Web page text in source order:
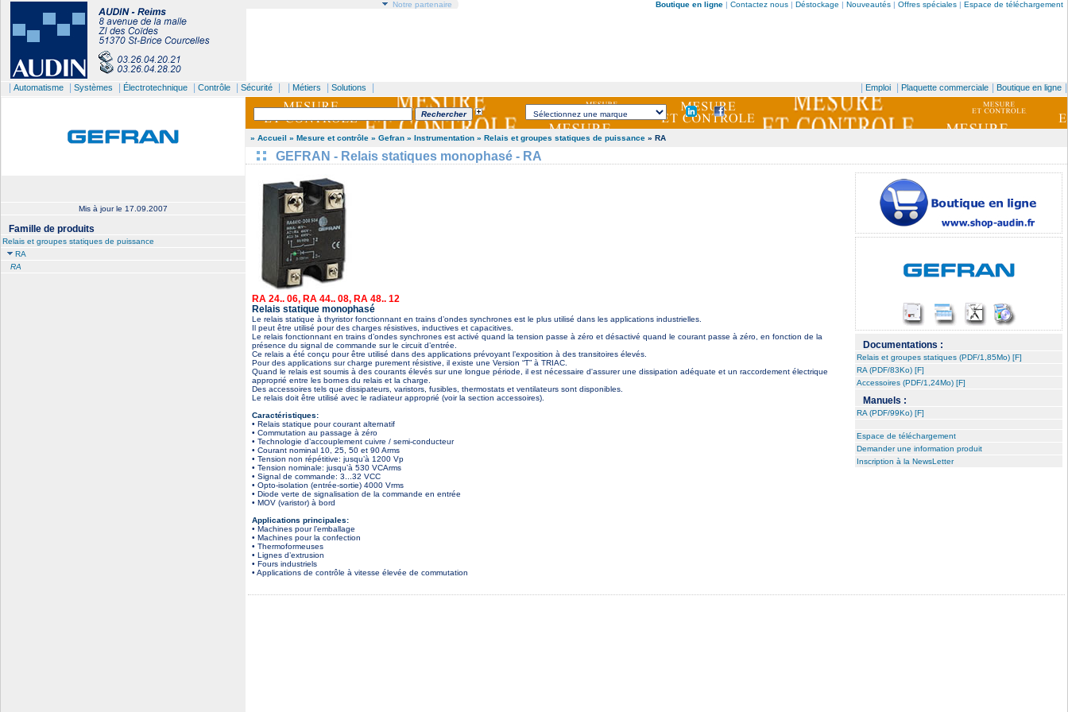
Notre partenaire Boutique en ligne | Contactez nous | Déstockage | Nouveautés | Offres spéciales | Espace de téléchargement
Emploi Plaquette commerciale Boutique en ligne
Automatisme Systèmes Électrotechnique Contrôle Sécurité Métiers Solutions
Mis à jour le 17.09.2007
Famille de produits
Relais et groupes statiques de puissance
RA
RA
» Accueil » Mesure et contrôle » Gefran » Instrumentation » Relais et groupes statiques de puissance » RA
GEFRAN - Relais statiques monophasé - RA
RA 24.. 06, RA 44.. 08, RA 48.. 12
Relais statique monophasé
Le relais statique à thyristor fonctionnant en trains d’ondes synchrones est le plus utilisé dans les applications industrielles.
Il peut être utilisé pour des charges résistives, inductives et capacitives.
Le relais fonctionnant en trains d’ondes synchrones est activé quand la tension passe à zéro et désactivé quand le courant passe à zéro, en fonction de la
présence du signal de commande sur le circuit d’entrée.
Ce relais a été conçu pour être utilisé dans des applications prévoyant l’exposition à des transitoires élevés.
Pour des applications sur charge purement résistive, il existe une Version “T” à TRIAC.
Quand le relais est soumis à des courants élevés sur une longue période, il est nécessaire d'assurer une dissipation adéquate et un raccordement électrique
approprié entre les bornes du relais et la charge.
Des accessoires tels que dissipateurs, varistors, fusibles, thermostats et ventilateurs sont disponibles.
Le relais doit être utilisé avec le radiateur approprié (voir la section accessoires).
Caractéristiques:
• Relais statique pour courant alternatif
• Commutation au passage à zéro
• Technologie d’accouplement cuivre / semi-conducteur
• Courant nominal 10, 25, 50 et 90 Arms
• Tension non répétitive: jusqu’à 1200 Vp
• Tension nominale: jusqu’à 530 VCArms
• Signal de commande: 3...32 VCC
• Opto-isolation (entrée-sortie) 4000 Vrms
• Diode verte de signalisation de la commande en entrée
• MOV (varistor) à bord
Applications principales:
• Machines pour l’emballage
• Machines pour la confection
• Thermoformeuses
• Lignes d’extrusion
• Fours industriels
• Applications de contrôle à vitesse élevée de commutation
Documentations :
Relais et groupes statiques (PDF/1,85Mo) [F]
RA (PDF/83Ko) [F]
Accessoires (PDF/1,24Mo) [F]
Manuels :
RA (PDF/99Ko) [F]
Espace de téléchargement
Demander une information produit
Inscription à la NewsLetter